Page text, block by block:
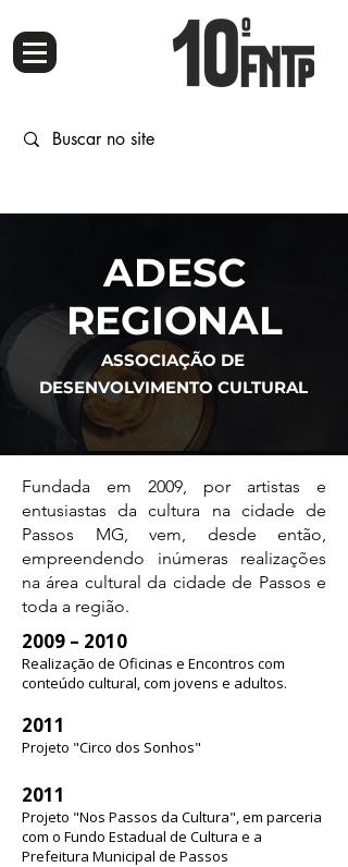
ADESC
REGIONAL
ASSOCIAÇÃO DE
DESENVOLVIMENTO CULTURAL
Fundada em 2009, por artistas e
entusiastas da cultura na cidade de
Passos MG, vem, desde então,
empreendendo inúmeras realizações
na área cultural da cidade de Passos e
toda a região.
2009 – 2010
Realização de Oficinas e Encontros com
conteúdo cultural, com jovens e adultos.
2011
Projeto "Circo dos Sonhos"
2011
Projeto "Nos Passos da Cultura", em parceria
com o Fundo Estadual de Cultura e a
Prefeitura Municipal de Passos